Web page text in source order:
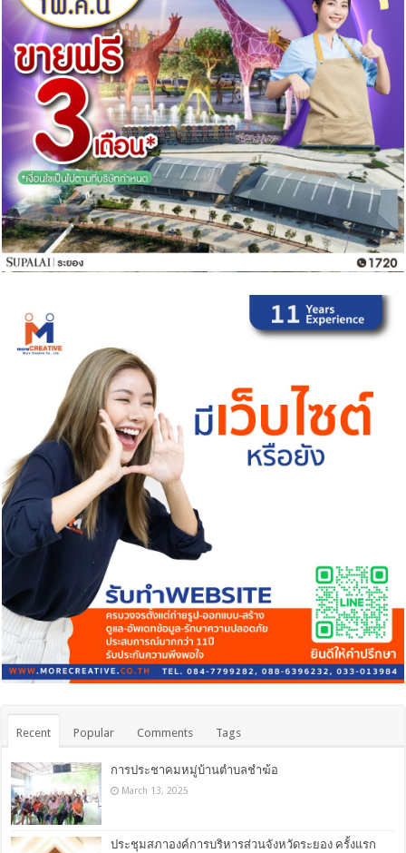
Recent Popular Comments Tags
การประชาคมหมู่บ้านตำบลชำฆ้อ
March 13, 2025
ประชุมสภาองค์การบริหารส่วนจังหวัดระยอง ครั้งแรก